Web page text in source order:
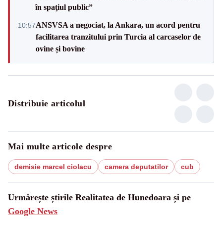
în spaţiul public”
10:57ANSVSA a negociat, la Ankara, un acord pentru
facilitarea tranzitului prin Turcia al carcaselor de
ovine și bovine
Distribuie articolul
Mai multe articole despre
demisie marcel ciolacu camera deputatilor cub
Urmărește știrile Realitatea de Hunedoara și pe
Google News